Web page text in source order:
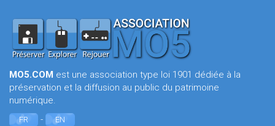
MO5.COM est une association type loi 1901 dédiée à la
préservation et la diffusion au public du patrimoine
numérique.
FR - EN